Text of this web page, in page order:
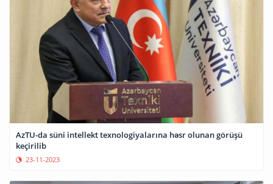
AzTU-da süni intellekt texnologiyalarına həsr olunan görüşü
keçirilib
23-11-2023